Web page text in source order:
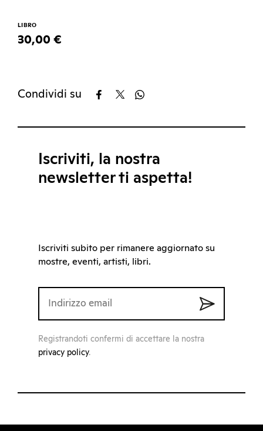
LIBRO
30,00 €
Condividi su
Iscriviti, la nostra
newsletter ti aspetta!
Iscriviti subito per rimanere aggiornato su
mostre, eventi, artisti, libri.
Registrandoti confermi di accettare la nostra
privacy policy.